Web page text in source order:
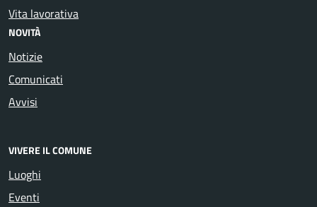
Vita lavorativa
NOVITÀ
Notizie
Comunicati
Avvisi
VIVERE IL COMUNE
Luoghi
Eventi